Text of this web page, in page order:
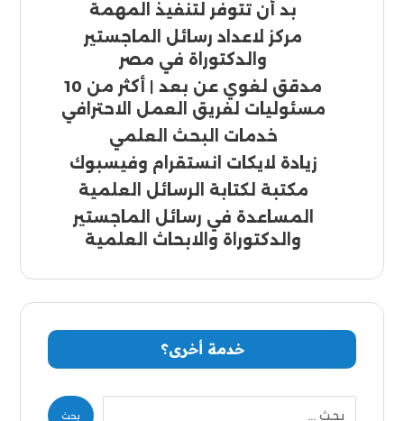
بد أن تتوفر لتنفيذ المهمة
مركز لاعداد رسائل الماجستير
والدكتوراة في مصر
مدقق لغوي عن بعد | أكثر من 10
مسئوليات لفريق العمل الاحترافي
خدمات البحث العلمي
زيادة لايكات انستقرام وفيسبوك
مكتبة لكتابة الرسائل العلمية
المساعدة في رسائل الماجستير
والدكتوراة والابحاث العلمية
خدمة أخرى؟